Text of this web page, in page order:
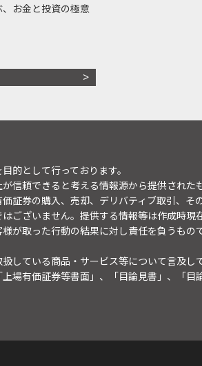
お金と投資の極意
的として行っております。
信頼できると考える情報源から提供され
証券の購入、売却、デリバティブ取引、
ございません。提供する情報等は作成時
が取った行動の結果に対し責任を負うも
している商品・サービス等について言及
上場有価証券等書面」、「目論見書」、「